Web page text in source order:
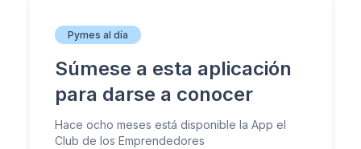
Pymes al día
Súmese a esta aplicación
para darse a conocer
Hace ocho meses está disponible la App el
Club de los Emprendedores